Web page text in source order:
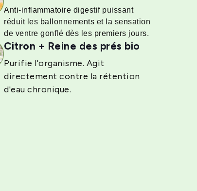
Anti-inflammatoire digestif puissant
réduit les ballonnements et la sensation
de ventre gonflé dès les premiers jours.
Citron + Reine des prés bio
Purifie l'organisme. Agit
directement contre la rétention
d'eau chronique.